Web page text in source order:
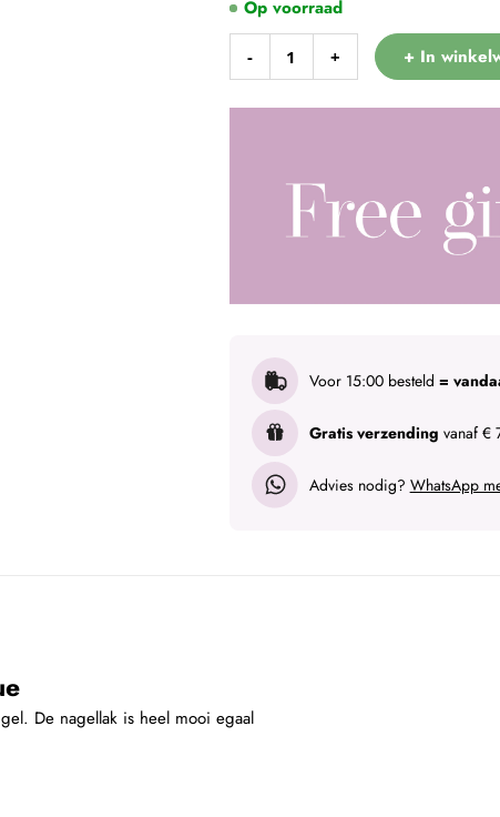
- + + In
Voor 15:00 besteld =
Gratis verzending vanaf €
Advies nodig? WhatsApp
Op voorraad
De nagellak is heel mooi egaal